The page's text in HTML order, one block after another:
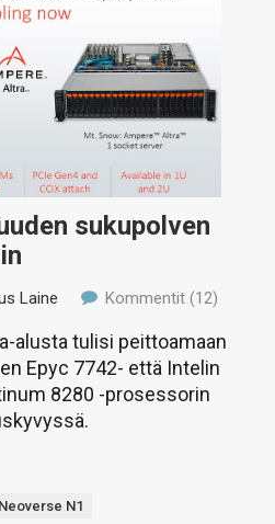
sukupolven
Laine Kommentit (12)
alusta tulisi peittoamaan
Epyc 7742- että Intelin
8280 -prosessorin
Neoverse N1